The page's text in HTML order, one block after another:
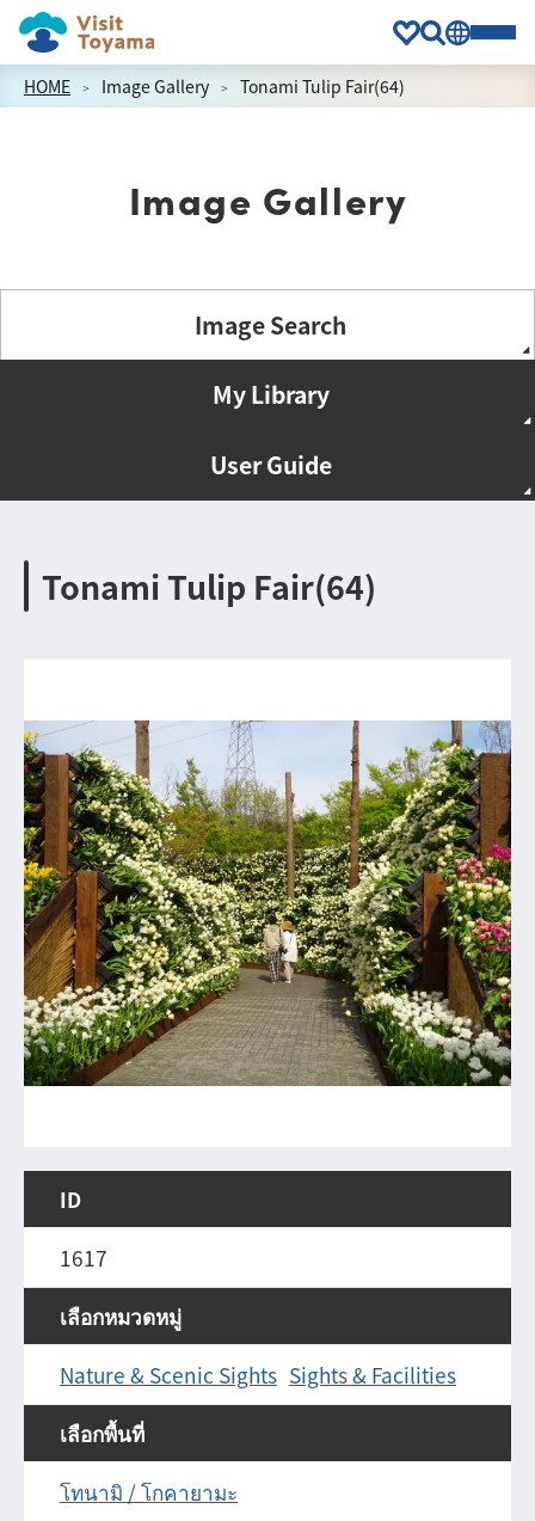
HOME Image Gallery Tonami Tulip Fair(64)
Image Gallery
Image Search
My Library
User Guide
Tonami Tulip Fair(64)
ID
1617
เลือกหมวดหมู่
Nature & Scenic Sights Sights & Facilities
เลือกพื้นที่
โทนามิ / โกคายามะ